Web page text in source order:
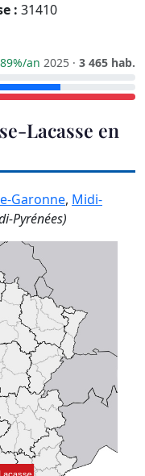
: 31410
an 2025 · 3 465 hab.
Lacasse en
Garonne, Midi-
Pyrénées)